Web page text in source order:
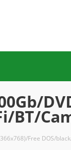
BT/
Free DOS/